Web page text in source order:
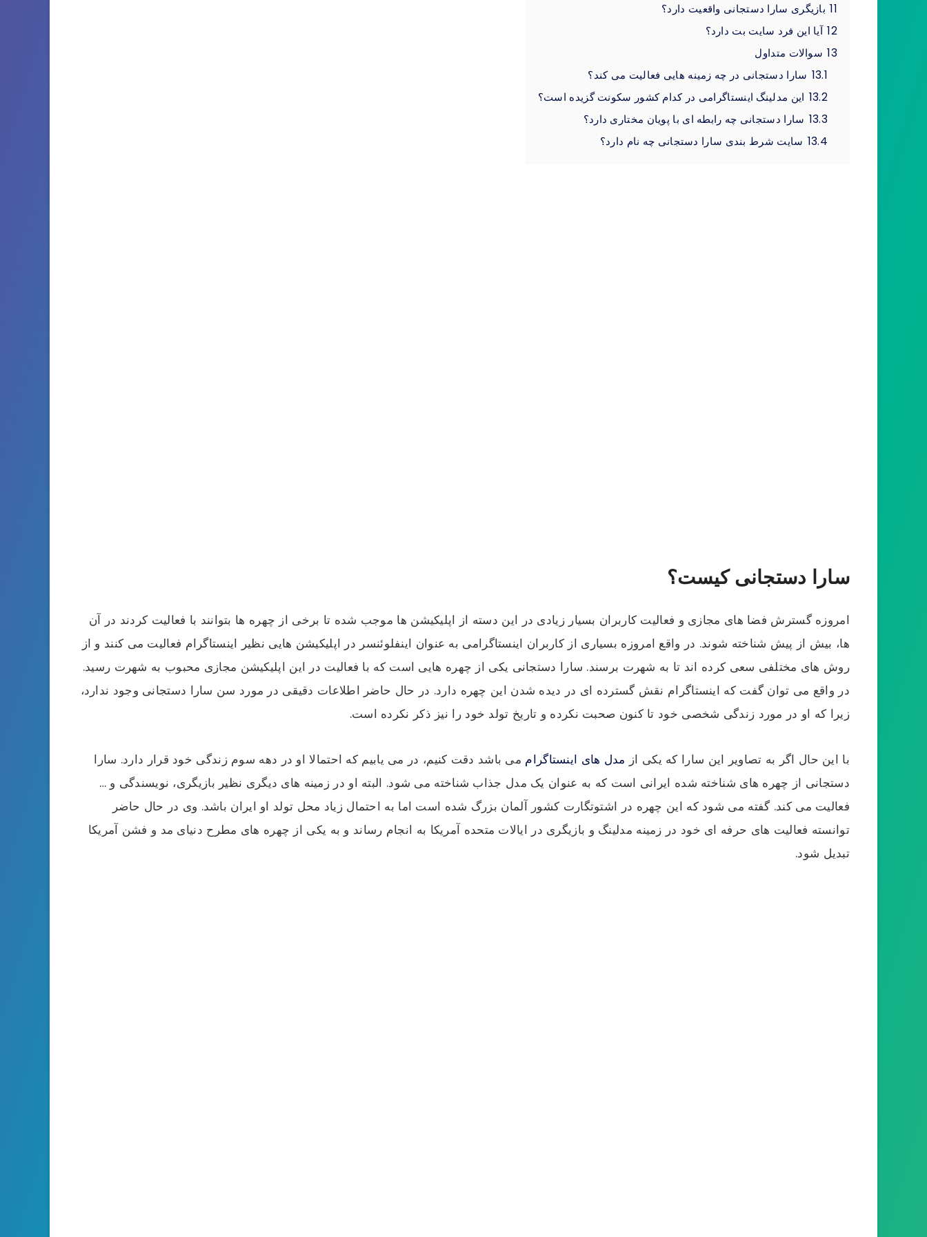
11 بازیگری سارا دستجانی واقعیت دارد؟
12 آیا این فرد سایت بت دارد؟
13 سوالات متداول
13.1 سارا دستجانی در چه زمینه هایی فعالیت می کند؟
13.2 این مدلینگ اینستاگرامی در کدام کشور سکونت گزیده است؟
13.3 سارا دستجانی چه رابطه ای با پویان مختاری دارد؟
13.4 سایت شرط بندی سارا دستجانی چه نام دارد؟
سارا دستجانی کیست؟
امروزه گسترش فضا های مجازی و فعالیت کاربران بسیار زیادی در این دسته از اپلیکیشن ها موجب شده تا برخی از چهره ها بتوانند با فعالیت کردند در آن
ها، بیش از پیش شناخته شوند. در واقع امروزه بسیاری از کاربران اینستاگرامی به عنوان اینفلوئنسر در اپلیکیشن هایی نظیر اینستاگرام فعالیت می کنند و از
روش های مختلفی سعی کرده اند تا به شهرت برسند. سارا دستجانی یکی از چهره هایی است که با فعالیت در این اپلیکیشن مجازی محبوب به شهرت رسید.
در واقع می توان گفت که اینستاگرام نقش گسترده ای در دیده شدن این چهره دارد. در حال حاضر اطلاعات دقیقی در مورد سن سارا دستجانی وجود ندارد،
زیرا که او در مورد زندگی شخصی خود تا کنون صحبت نکرده و تاریخ تولد خود را نیز ذکر نکرده است.
با این حال اگر به تصاویر این سارا که یکی از مدل های اینستاگرام می باشد دقت کنیم، در می یابیم که احتمالا او در دهه سوم زندگی خود قرار دارد. سارا
دستجانی از چهره های شناخته شده ایرانی است که به عنوان یک مدل جذاب شناخته می شود. البته او در زمینه های دیگری نظیر بازیگری، نویسندگی و …
فعالیت می کند. گفته می شود که این چهره در اشتوتگارت کشور آلمان بزرگ شده است اما به احتمال زیاد محل تولد او ایران باشد. وی در حال حاضر
توانسته فعالیت های حرفه ای خود در زمینه مدلینگ و بازیگری در ایالات متحده آمریکا به انجام رساند و به یکی از چهره های مطرح دنیای مد و فشن آمریکا
تبدیل شود.